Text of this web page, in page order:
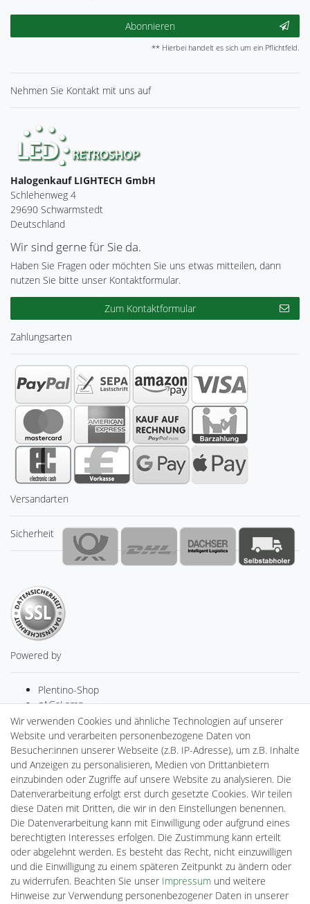
Abonnieren
** Hierbei handelt es sich um ein Pflichtfeld.
Nehmen Sie Kontakt mit uns auf
Halogenkauf LIGHTECH GmbH
Schlehenweg 4
29690 Schwarmstedt
Deutschland
Wir sind gerne für Sie da.
Haben Sie Fragen oder möchten Sie uns etwas mitteilen, dann
nutzen Sie bitte unser Kontaktformular.
Zum Kontaktformular
Zahlungsarten
Versandarten
Sicherheit
Powered by
Plentino-Shop
gAGaLamp
Drohnenstore24
MeinUSB
Batteriespeicher
PlentiSolar
Gebrauchtlicht
Ledkauf
DEYESOLAR
Lightech Connect
CardanLight Europe
FORTIMO LEDs
Cardanlight-Shop
Wallbox24
Wir verwenden Cookies und ähnliche Technologien auf unserer
Website und verarbeiten personenbezogene Daten von
Besucher:innen unserer Webseite (z.B. IP-Adresse), um z.B. Inhalte
und Anzeigen zu personalisieren, Medien von Drittanbietern
einzubinden oder Zugriffe auf unsere Website zu analysieren. Die
Datenverarbeitung erfolgt erst durch gesetzte Cookies. Wir teilen
diese Daten mit Dritten, die wir in den Einstellungen benennen.
Die Datenverarbeitung kann mit Einwilligung oder aufgrund eines
berechtigten Interesses erfolgen. Die Zustimmung kann erteilt
oder abgelehnt werden. Es besteht das Recht, nicht einzuwilligen
und die Einwilligung zu einem späteren Zeitpunkt zu ändern oder
zu widerrufen. Beachten Sie unser Impressum und weitere
Hinweise zur Verwendung personenbezogener Daten in unserer